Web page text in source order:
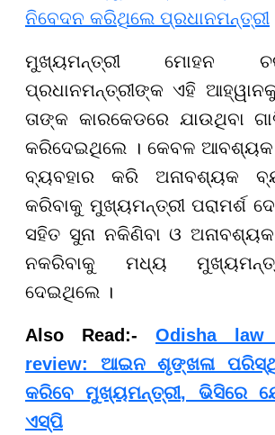
ନିବେଦନ କରିଥିଲେ ପ୍ରଧାନମନ୍ତ୍ରୀ
ମୁଖ୍ୟମନ୍ତ୍ରୀ ମୋହନ
ପ୍ରଧାନମନ୍ତ୍ରୀଙ୍କ ଏହି
ତାଙ୍କ କାରକେଡରେ ଯାଉଥିବା
କରିଦେଇଥିଲେ । କେବଳ ଆବଶ୍ୟକ
ବ୍ୟବହାର କରି ଅନାବଶ୍ୟକ
କରିବାକୁ ମୁଖ୍ୟମନ୍ତ୍ରୀ ପରାମର୍ଶ
ସହିତ ସୁନା ନକିଣିବା ଓ
ନକରିବାକୁ ମଧ୍ୟ
ଦେଇଥିଲେ ।
Also Read:- Odisha
review: ଆଇନ ଶୃଙ୍ଖଳା
କରିବେ ମୁଖ୍ୟମନ୍ତ୍ରୀ, ଭିସିରେ
ଏସ୍‌ପି